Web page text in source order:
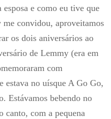
e como eu tive que
convidou, aproveitamos
os dois aniversários ao
de Lemmy (era em
com
estava no uísque A Go Go,
Estávamos bebendo no
com a pequena